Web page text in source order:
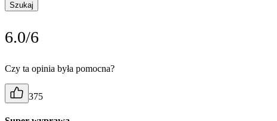
Szukaj
6.0/6
Czy ta opinia była pomocna?
375